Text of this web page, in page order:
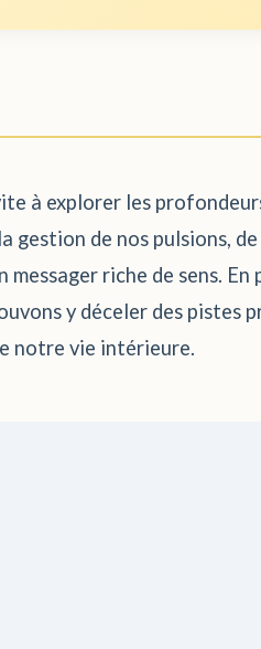
à explorer les
gestion de nos pulsions,
messager riche de sens.
y déceler des pistes
notre vie intérieure.